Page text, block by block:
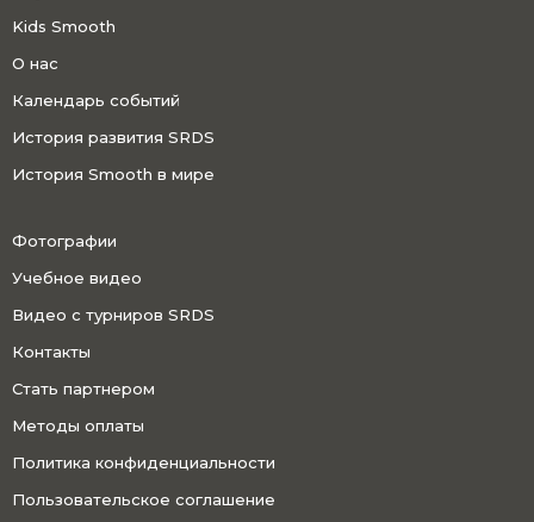
Kids Smooth
О нас
Календарь событий
История развития SRDS
История Smooth в мире
Фотографии
Учебное видео
Видео с турниров SRDS
Контакты
Стать партнером
Методы оплаты
Политика конфиденциальности
Пользовательское соглашение